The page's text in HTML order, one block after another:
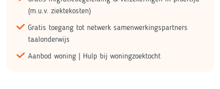
(m.u.v. ziektekosten)
Gratis toegang tot netwerk samenwerkingspartners
taalonderwijs
Aanbod woning | Hulp bij woningzoektocht